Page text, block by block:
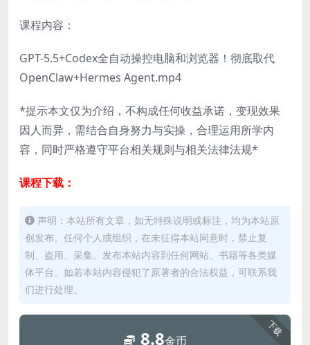
课程内容：
GPT-5.5+Codex全自动操控电脑和浏览器！彻底取代
OpenClaw+Hermes Agent.mp4
*提示本文仅为介绍，不构成任何收益承诺，变现效果
因人而异，需结合自身努力与实操，合理运用所学内
容，同时严格遵守平台相关规则与相关法律法规*
课程下载：
声明：本站所有文章，如无特殊说明或标注，均为本站原
创发布。任何个人或组织，在未征得本站同意时，禁止复
制、盗用、采集、发布本站内容到任何网站、书籍等各类媒
体平台。如若本站内容侵犯了原著者的合法权益，可联系我
们进行处理。
下载
8.8金币